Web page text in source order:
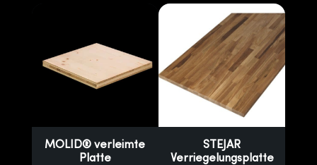
MOLID® verleimte
Platte
STEJAR
Verriegelungsplatte